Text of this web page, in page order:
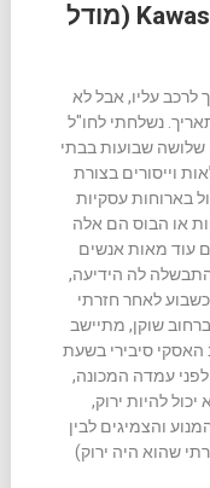
מיצו רוכב על Kawasaki ZX10R (מודל
לרכב עליו, אבל לא
נשלחתי לחו"ל
שלושה שבועות בבתי
עובר תלאות וייסורים בצורת
לסבול בארוחות עסקיות
או הבוס הם אלה
עוד מאות אנשים
התבשלה לה הידיעה,
לאחר חזרתי
שוקן, מתיישב
האסקי סיבירי בשעת
עמדה המכונה,
להיות ירוק,
והצמיגים לבין
שהוא היה ירוק)